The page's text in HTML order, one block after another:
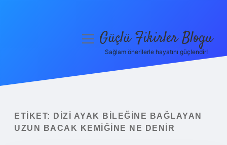
Yasal Uyarı
menüyüGüçlü Fikirler Blogu
Sağlam önerilerle hayatını güçlendir!
ETIKET:
DIZI AYAK BILEĞINE BAĞLAYAN
UZUN BACAK KEMIĞINE NE DENIR